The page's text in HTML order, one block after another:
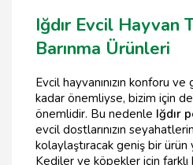
Iğdır Evcil Hayvan
Barınma Ürünleri
Evcil hayvanınızın konforu
kadar önemliyse, bizim için
önemlidir. Bu nedenle Iğdır
evcil dostlarınızın
kolaylaştıracak geniş bir
Kediler ve köpekler için